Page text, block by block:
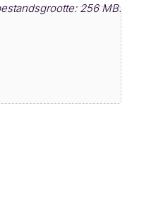
256 MB.